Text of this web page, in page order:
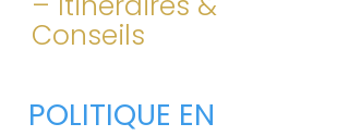
Conseils
POLITIQUE EN